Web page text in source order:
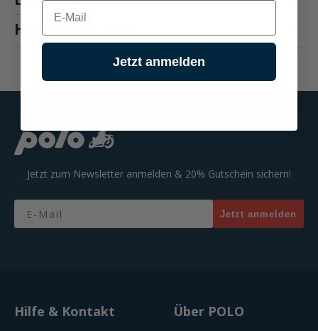
Hersteller "Givi"
Jetzt zum Newsletter anmelden & 20% Gutschein sichern!
Email
Jetzt anmelden
Hilfe & Kontakt Über POLO
E-mail
Jetzt anmelden